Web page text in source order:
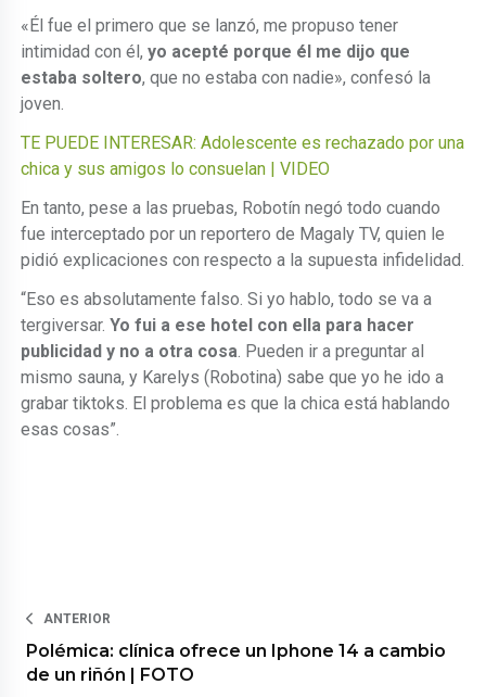
«Él fue el primero que se lanzó, me propuso tener
intimidad con él,yo acepté porque él me dijo que
estaba soltero, que no estaba con nadie», confesó la
joven.
TE PUEDE INTERESAR: Adolescente es rechazado por una
chica y sus amigos lo consuelan | VIDEO
En tanto, pese a las pruebas, Robotín negó todo cuando
fue interceptado por un reportero de Magaly TV, quien le
pidió explicaciones con respecto a la supuesta infidelidad.
“Eso es absolutamente falso. Si yo hablo, todo se va a
tergiversar.Yo fui a ese hotel con ella para hacer
publicidad y no a otra cosa . Pueden ir a preguntar al
mismo sauna, y Karelys (Robotina) sabe que yo he ido a
grabar tiktoks. El problema es que la chica está hablando
esas cosas”.
ANTERIOR
Polémica: clínica ofrece un Iphone 14 a cambio
de un riñón | FOTO